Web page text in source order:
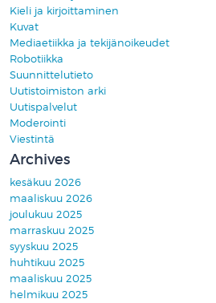
Kieli ja kirjoittaminen
Kuvat
Mediaetiikka ja tekijänoikeudet
Robotiikka
Suunnittelutieto
Uutistoimiston arki
Uutispalvelut
Moderointi
Viestintä
Archives
kesäkuu 2026
maaliskuu 2026
joulukuu 2025
marraskuu 2025
syyskuu 2025
huhtikuu 2025
maaliskuu 2025
helmikuu 2025